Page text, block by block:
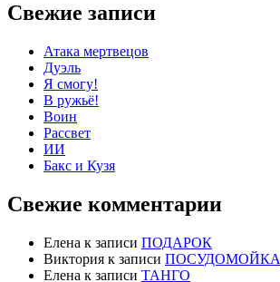
Свежие записи
Атака мертвецов
Дуэль
Я смогу!
В ружьё!
Воин
Рассвет
ИИ
Бакс и Кузя
Свежие комментарии
Елена к записи ПОДАРОК
Виктория к записи ПОСУДОМОЙКА
Елена к записи ТАНГО